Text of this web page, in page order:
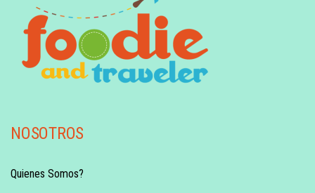
NOSOTROS
Quienes Somos?